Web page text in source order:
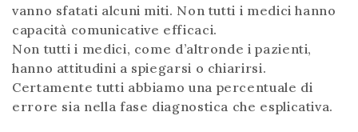
vanno sfatati alcuni miti. Non tutti i medici hanno
capacità comunicative efficaci.
Non tutti i medici, come d’altronde i pazienti,
hanno attitudini a spiegarsi o chiarirsi.
Certamente tutti abbiamo una percentuale di
errore sia nella fase diagnostica che esplicativa.